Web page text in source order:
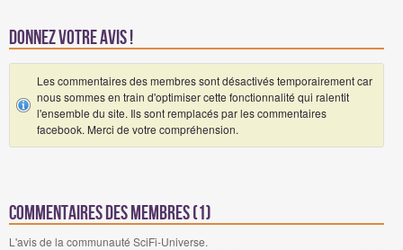
Donnez votre avis !
Les commentaires des membres sont désactivés temporairement car
nous sommes en train d'optimiser cette fonctionnalité qui ralentit
l'ensemble du site. Ils sont remplacés par les commentaires
facebook. Merci de votre compréhension.
Commentaires des membres (1)
L'avis de la communauté SciFi-Universe.